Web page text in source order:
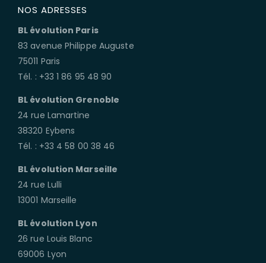
NOS ADRESSES
BL évolution Paris
83 avenue Philippe Auguste
75011 Paris
Tél. : +33 1 86 95 48 90
BL évolution Grenoble
24 rue Lamartine
38320 Eybens
Tél. : +33 4 58 00 38 46
BL évolution Marseille
24 rue Lulli
13001 Marseille
BL évolution Lyon
26 rue Louis Blanc
69006 Lyon